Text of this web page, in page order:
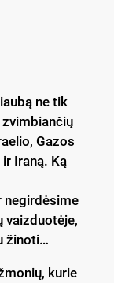
ne tik
Gazos
Iraną. Ką
negirdėsime
vaizduotėje,
žinoti…
kurie